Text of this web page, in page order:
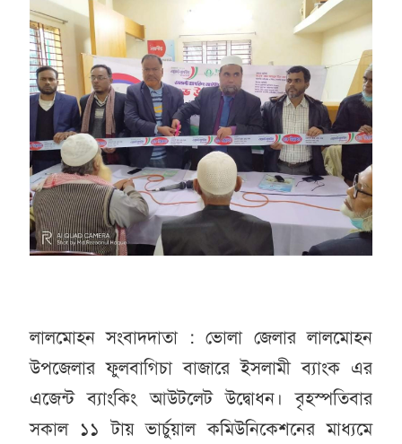
লালমোহন সংবাদদাতা : ভোলা জেলার লালমোহন
উপজেলার ফুলবাগিচা বাজারে ইসলামী ব্যাংক এর
এজেন্ট ব্যাংকিং আউটলেট উদ্বোধন। বৃহস্পতিবার
সকাল ১১ টায় ভার্চুয়াল কমিউনিকেশনের মাধ্যমে